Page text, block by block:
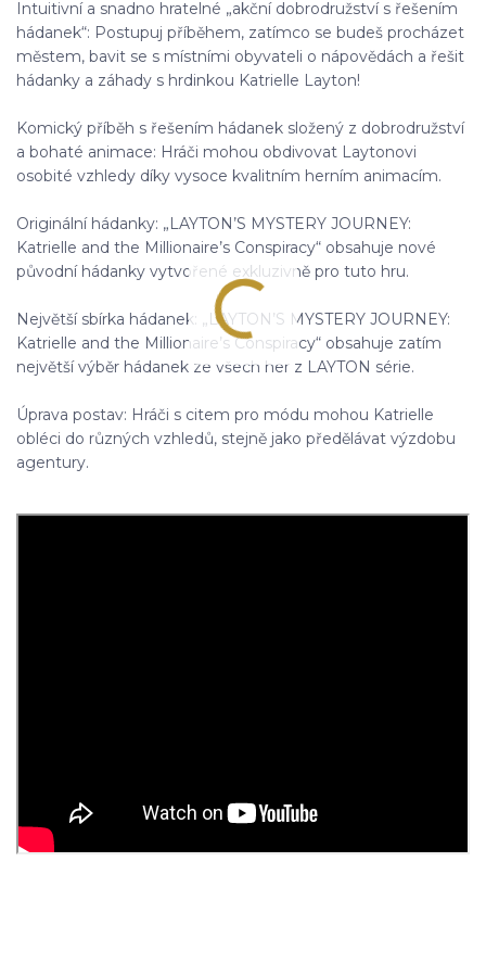
Intuitivní a snadno hratelné „akční dobrodružství s řešením
hádanek“: Postupuj příběhem, zatímco se budeš procházet
městem, bavit se s místními obyvateli o nápovědách a řešit
hádanky a záhady s hrdinkou Katrielle Layton!
Komický příběh s řešením hádanek složený z dobrodružství
a bohaté animace: Hráči mohou obdivovat Laytonovi
osobité vzhledy díky vysoce kvalitním herním animacím.
Originální hádanky: „LAYTON’S MYSTERY JOURNEY:
Katrielle and the Millionaire’s Conspiracy“ obsahuje nové
původní hádanky vytvořené exkluzivně pro tuto hru.
Největší sbírka hádanek: „LAYTON’S MYSTERY JOURNEY:
Katrielle and the Millionaire’s Conspiracy“ obsahuje zatím
největší výběr hádanek ze všech her z LAYTON série.
Úprava postav: Hráči s citem pro módu mohou Katrielle
obléci do různých vzhledů, stejně jako předělávat výzdobu
agentury.